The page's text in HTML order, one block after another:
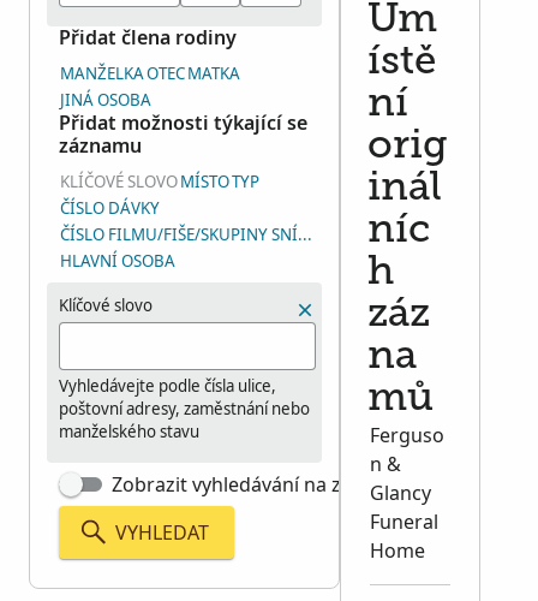
Přidat člena rodiny
MANŽELKAOTECMATKA
JINÁ OSOBA
Přidat možnosti týkající se
záznamu
KLÍČOVÉ SLOVOMÍSTOTYP
ČÍSLO DÁVKY
ČÍSLO FILMU/FIŠE/SKUPINY SNÍMKŮ (DGS)
HLAVNÍ OSOBA
Klíčové slovo
Vyhledávejte podle čísla ulice,
poštovní adresy, zaměstnání nebo
manželského stavu
Zobrazit vyhledávání na základě přesné shody
VYHLEDAT
Um
ístě
ní
orig
inál
níc
h
záz
na
mů
Ferguso
n &
Glancy
Funeral
Home